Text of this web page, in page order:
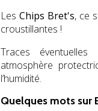
LesChips Bret's, ce
croustillantes !
Traces
atmosphère
l’humidité.
Quelques mots sur